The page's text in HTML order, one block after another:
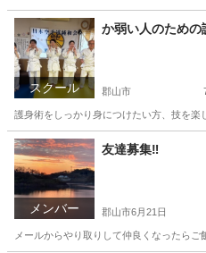
福島 郡山市 空手/他格闘技
スクール
か弱い人のための
郡山市
護身術をしっかり身につけたい方、技を
福島 郡山市 空手/他格闘技
メンバー
友達募集‼️
郡山市6月21日
メールからやり取りして仲良くなったら